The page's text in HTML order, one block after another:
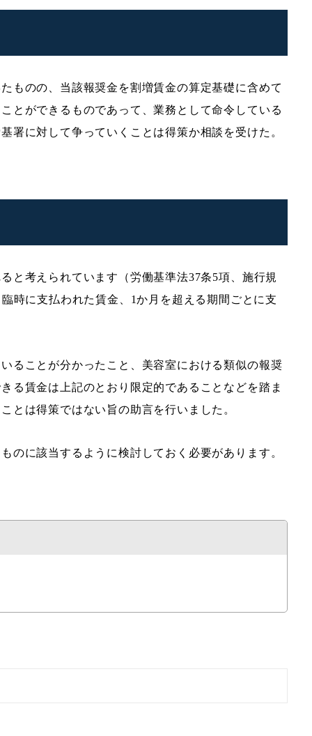
ものの、当該報奨金を割増賃金の算定基礎に含めて
とができるものであって、業務として命令している
署に対して争っていくことは得策か相談を受けた。
と考えられています（労働基準法37条5項、施行規
時に支払われた賃金、1か月を超える期間ごとに支
ることが分かったこと、美容室における類似の報奨
る賃金は上記のとおり限定的であることなどを踏ま
とは得策ではない旨の助言を行いました。
のに該当するように検討しておく必要があります。